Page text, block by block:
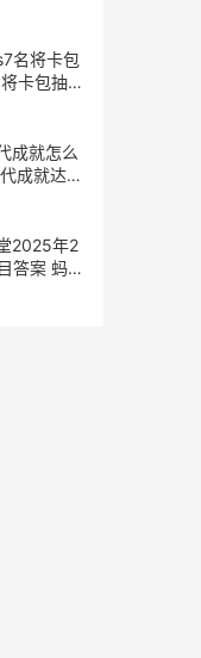
生手雷拉
名将卡包
卡包抽取
下s7开荒
成就怎么
成就达成
2025年2
答案 蚂蚁
汇总 蚂蚁